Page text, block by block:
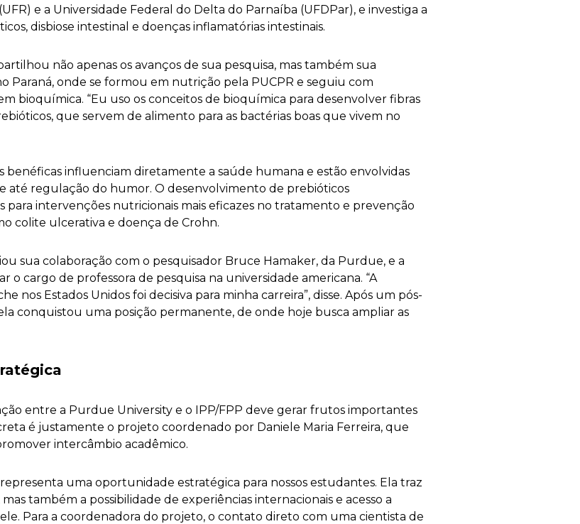
e a Universidade Federal do Delta do Parnaíba (UFDPar), e investiga a
disbiose intestinal e doenças inflamatórias intestinais.
não apenas os avanços de sua pesquisa, mas também sua
Paraná, onde se formou em nutrição pela PUCPR e seguiu com
bioquímica. “Eu uso os conceitos de bioquímica para desenvolver fibras
que servem de alimento para as bactérias boas que vivem no
benéficas influenciam diretamente a saúde humana e estão envolvidas
até regulação do humor. O desenvolvimento de prebióticos
para intervenções nutricionais mais eficazes no tratamento e prevenção
colite ulcerativa e doença de Crohn.
sua colaboração com o pesquisador Bruce Hamaker, da Purdue, e a
cargo de professora de pesquisa na universidade americana. “A
nos Estados Unidos foi decisiva para minha carreira”, disse. Após um pós-
conquistou uma posição permanente, de onde hoje busca ampliar as
entre a Purdue University e o IPP/FPP deve gerar frutos importantes
é justamente o projeto coordenado por Daniele Maria Ferreira, que
intercâmbio acadêmico.
representa uma oportunidade estratégica para nossos estudantes. Ela traz
também a possibilidade de experiências internacionais e acesso a
Para a coordenadora do projeto, o contato direto com uma cientista de